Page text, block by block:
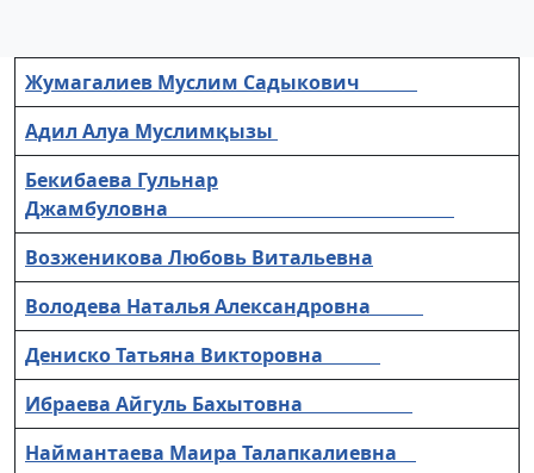
Жумагалиев Муслим Садыкович
Адил Алуа Муслимқызы
Бекибаева Гульнар
Джамбуловна
Возженикова Любовь Витальевна
Володева Наталья Александровна
Дениско Татьяна Викторовна
Ибраева Айгуль Бахытовна
Наймантаева Маира Талапкалиевна